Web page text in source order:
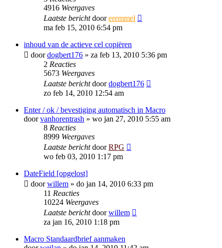
4916 Weergaves
Laatste berichtdooreremmel
ma feb 15, 2010 6:54 pm
inhoud van de actieve cel copiëren
doordogbert176 » za feb 13, 2010 5:36 pm
2 Reacties
5673 Weergaves
Laatste berichtdoordogbert176
zo feb 14, 2010 12:54 am
Enter / ok / bevestiging automatisch in Macro
doorvanhorentrash » wo jan 27, 2010 5:55 am
8 Reacties
8999 Weergaves
Laatste berichtdoorRPG
wo feb 03, 2010 1:17 pm
DateField [opgelost]
doorwillem » do jan 14, 2010 6:33 pm
11 Reacties
10224 Weergaves
Laatste berichtdoorwillem
za jan 16, 2010 1:18 pm
Macro Standaardbrief aanmaken